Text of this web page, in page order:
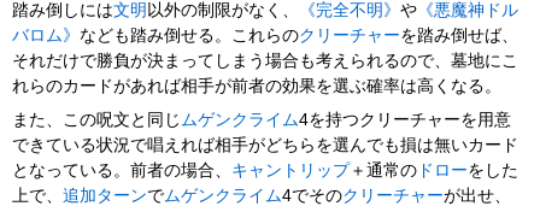
踏み倒しには文明 以外の制限がなく、 《完全不明》や 《悪魔神ドル
バロム》 なども踏み倒せる。これらのクリーチャーを踏み倒せば、
それだけで勝負が決まってしまう場合も考えられるので、墓地にこ
れらのカードがあれば相手が前者の効果を選ぶ確率は高くなる。
また、この呪文と同じ ムゲンクライム4を持つクリーチャーを用意
できている状況で唱えれば相手がどちらを選んでも損は無いカード
となっている。前者の場合、 キャントリップ＋通常の ドローをした
上で、追加ターンでムゲンクライム4でそのクリーチャーが出せ、